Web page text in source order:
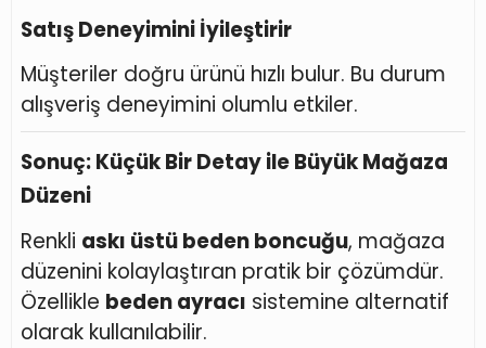
Satış Deneyimini İyileştirir
Müşteriler doğru ürünü hızlı bulur. Bu durum
alışveriş deneyimini olumlu etkiler.
Sonuç: Küçük Bir Detay ile Büyük Mağaza
Düzeni
Renkli askı üstü beden boncuğu, mağaza
düzenini kolaylaştıran pratik bir çözümdür.
Özellikle beden ayracı sistemine alternatif
olarak kullanılabilir.